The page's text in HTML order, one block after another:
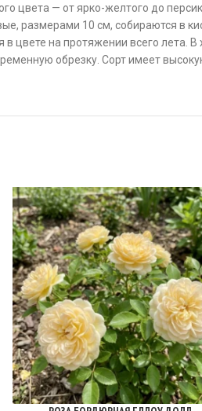
— от ярко-желтого до
размерами 10 см, собираются в
на протяжении всего лета.
обрезку. Сорт имеет